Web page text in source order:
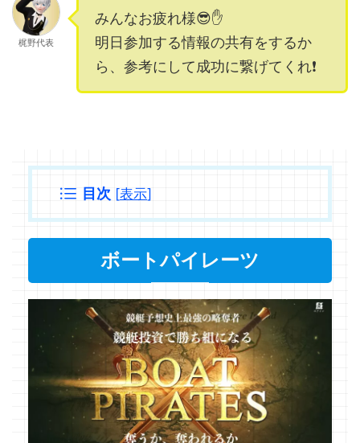
梶野代表
みんなお疲れ様😎✋
明日参加する情報の共有をするか
ら、参考にして成功に繋げてくれ❗️
目次 [表示]
ボートパイレーツ